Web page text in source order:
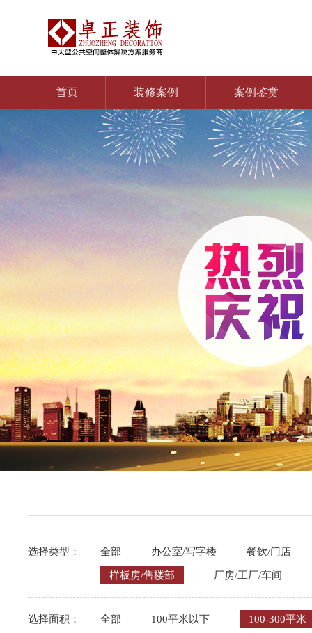
首页 装修案例 案例鉴赏
选择类型： 全部 办公室/写字楼 餐饮/门店
样板房/售楼部 厂房/工厂/车间
选择面积： 全部 100平米以下 100-300平米